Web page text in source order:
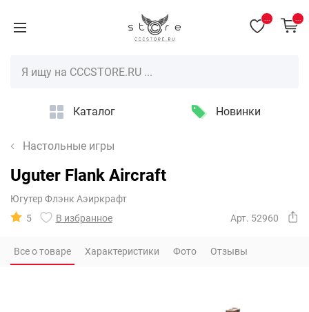
Каталог Новинки
Настольные игры
Uguter Flank Aircraft
Югутер Флэнк Аэиркрафт
5
В избранное Арт. 52960
Все о товаре Характеристики Фото Отзывы